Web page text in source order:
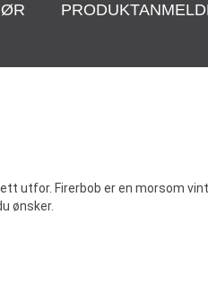
utfor. Firerbob er en morsom
ønsker.